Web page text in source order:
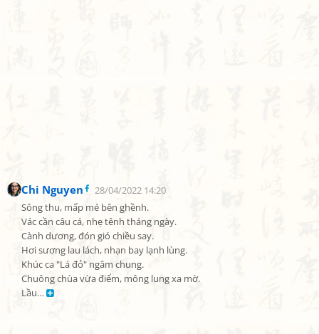
Chi Nguyen
28/04/2022 14:20
Sông thu, mấp mé bên ghềnh.
Vác cần câu cá, nhẹ tênh tháng ngày.
Cành dương, đón gió chiều say.
Hơi sương lau lách, nhạn bay lạnh lùng.
Khúc ca "Lá đỏ" ngâm chung.
Chuông chùa vừa điểm, mông lung xa mờ.
Lầu…